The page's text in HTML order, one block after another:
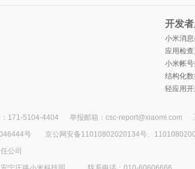
开发
小米消
应用检
小米帐号
结构化
轻应用
171-5104-4404 举报邮箱：csc-report@xiaomi.com
号 京公网安备11010802020134号、
公司